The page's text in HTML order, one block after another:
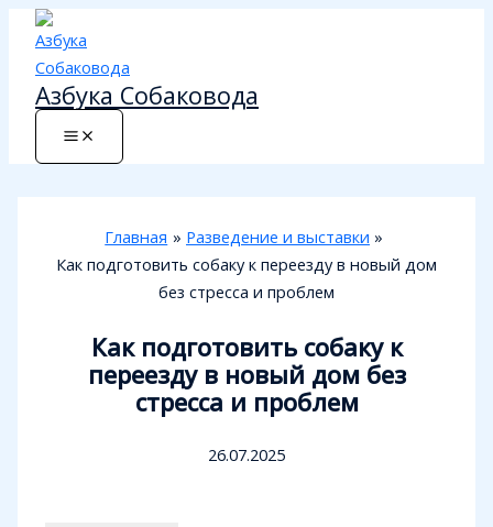
Перейти
содержимому
Азбука Собаковода
Главная
Разведение и выставки
Как подготовить собаку к переезду в новый дом
без стресса и проблем
Как подготовить собаку к
переезду в новый дом без
стресса и проблем
26.07.2025